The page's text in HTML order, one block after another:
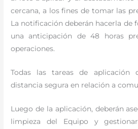
cercana, a los fines de tomar las
La notificación deberán hacerla de
una anticipación de 48 horas
operaciones.
Todas las tareas de aplicación
distancia segura en relación a
Luego de la aplicación, deberán
limpieza del Equipo y